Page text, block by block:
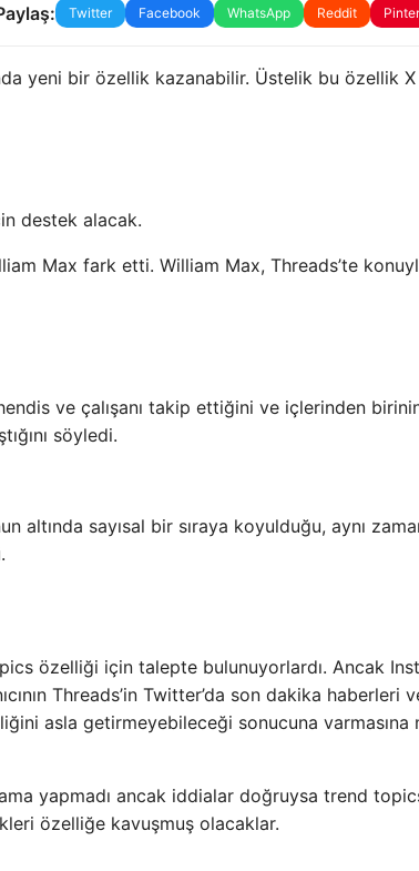
Twitter Facebook WhatsApp Reddit
yeni bir özellik kazanabilir. Üstelik bu özellik X
destek alacak.
Max fark etti. William Max, Threads’te
ve çalışanı takip ettiğini ve içlerinden
söyledi.
altında sayısal bir sıraya koyulduğu, aynı
özelliği için talepte bulunuyorlardı. Ancak
Threads’in Twitter’da son dakika haberleri
asla getirmeyebileceği sonucuna varmasına
yapmadı ancak iddialar doğruysa trend
özelliğe kavuşmuş olacaklar.